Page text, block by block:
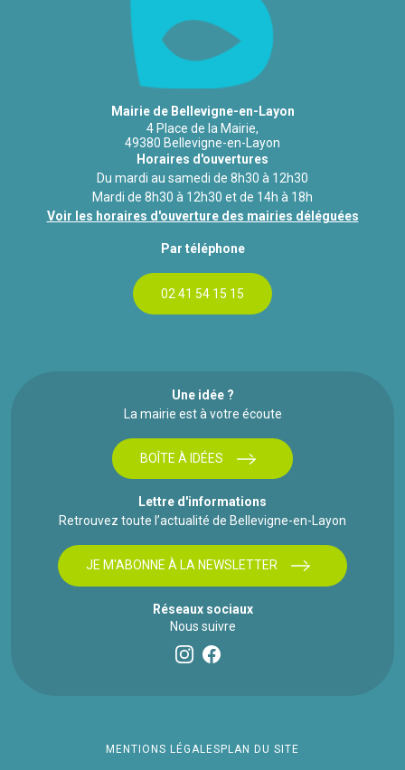
Mairie de Bellevigne-en-Layon
4 Place de la Mairie,
49380 Bellevigne-en-Layon
Horaires d'ouvertures
Du mardi au samedi de 8h30 à 12h30
Mardi de 8h30 à 12h30 et de 14h à 18h
Voir les horaires d'ouverture des mairies déléguées
Par téléphone
02 41 54 15 15
Une idée ?
La mairie est à votre écoute
BOÎTE À IDÉES
Lettre d'informations
Retrouvez toute l’actualité de Bellevigne-en-Layon
JE M'ABONNE À LA NEWSLETTER
Réseaux sociaux
Nous suivre
MENTIONS LÉGALES PLAN DU SITE